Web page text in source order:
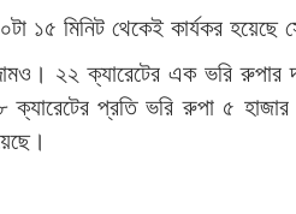
১৫ মিনিট থেকেই কার্যকর
দামও। ২২ ক্যারেটের এক ভরি
প্রতি ভরি রুপা ৫